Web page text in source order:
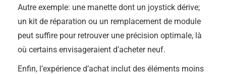
Autre exemple: une manette dont un joystick dérive;
un kit de réparation ou un remplacement de module
peut suffire pour retrouver une précision optimale, là
où certains envisageraient d’acheter neuf.
Enfin, l’expérience d’achat inclut des éléments moins